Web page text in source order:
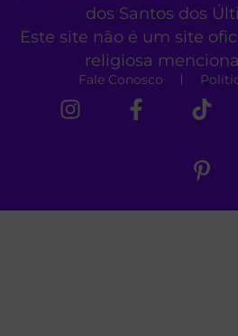
dos Santos dos
Este site não é um site
religiosa
Fale Conosco